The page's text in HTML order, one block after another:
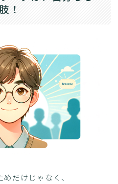
！
だけじゃなく、